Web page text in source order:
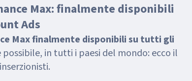
Max: finalmente disponibili
Ads
Max finalmente disponibili su tutti gli
possibile, in tutti i paesi del mondo: ecco il